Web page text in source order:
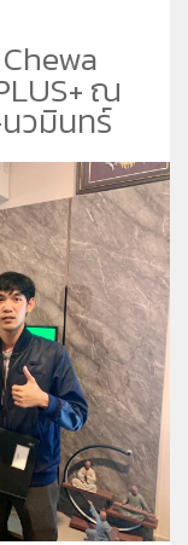
4 เฟส 2
4
ณ
วมินทร์